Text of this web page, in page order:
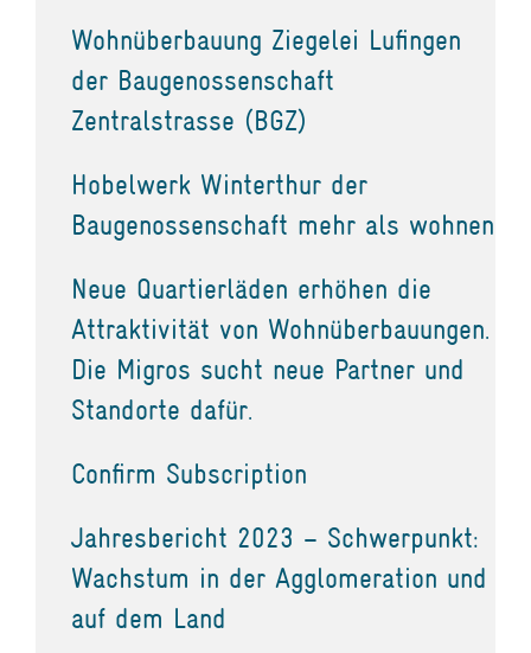
Wohnüberbauung Ziegelei Lufingen
der Baugenossenschaft
Zentralstrasse (BGZ)
Hobelwerk Winterthur der
Baugenossenschaft mehr als wohnen
Neue Quartierläden erhöhen die
Attraktivität von Wohnüberbauungen.
Die Migros sucht neue Partner und
Standorte dafür.
Confirm Subscription
Jahresbericht 2023 – Schwerpunkt:
Wachstum in der Agglomeration und
auf dem Land